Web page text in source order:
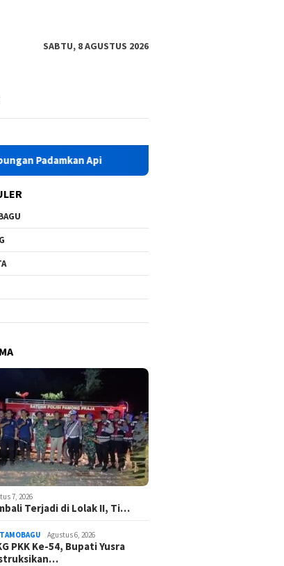
SABTU, 8 AGUSTUS 2026
Api HKG PKK Ke-54, Bupati Yusra
7, 2026
Terjadi di Lolak II, Ti…
Agustus 6, 2026
PKK Ke-54, Bupati Yusra